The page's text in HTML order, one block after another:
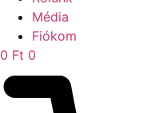
Média
Fiókom
0 Ft 0